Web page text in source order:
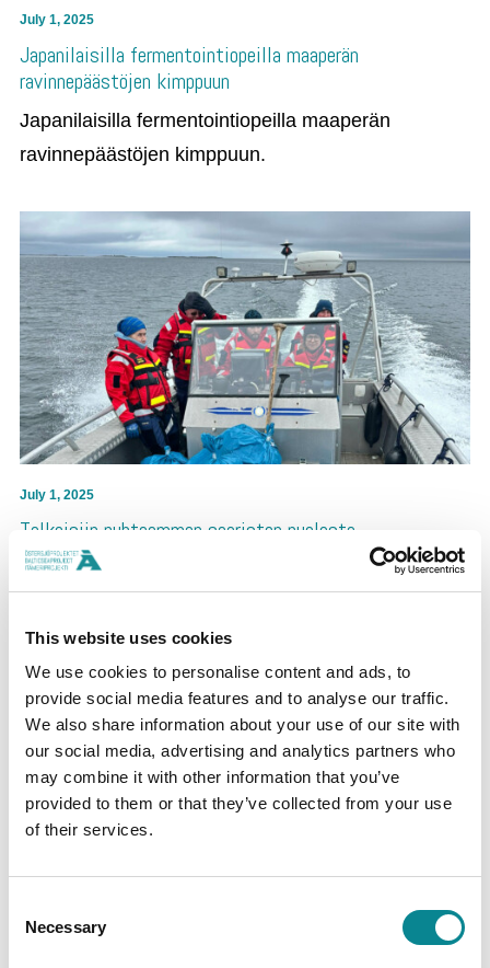
This website uses cookies
We use cookies to personalise content and ads, to
provide social media features and to analyse our traffic.
We also share information about your use of our site with
our social media, advertising and analytics partners who
may combine it with other information that you’ve
provided to them or that they’ve collected from your use
of their services.
Selection
Necessary
July 1, 2025
Japanilaisilla fermentointiopeilla maaperän
ravinnepäästöjen kimppuun
Japanilaisilla fermentointiopeilla maaperän
ravinnepäästöjen kimppuun.
July 1, 2025
Talkoisiin puhtaamman saariston puolesta
Talkoisiin puhtaamman saariston puolesta.
Kohti kestävää silakanpyyntiä